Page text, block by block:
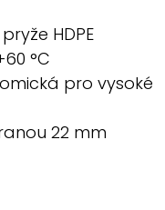
HDPE
°C
pro vysoké
22 mm